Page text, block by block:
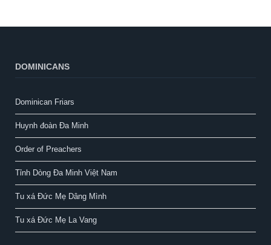
DOMINICANS
Dominican Friars
Huynh đoàn Đa Minh
Order of Preachers
Tỉnh Dòng Đa Minh Việt Nam
Tu xá Đức Mẹ Dâng Mình
Tu xá Đức Mẹ La Vang